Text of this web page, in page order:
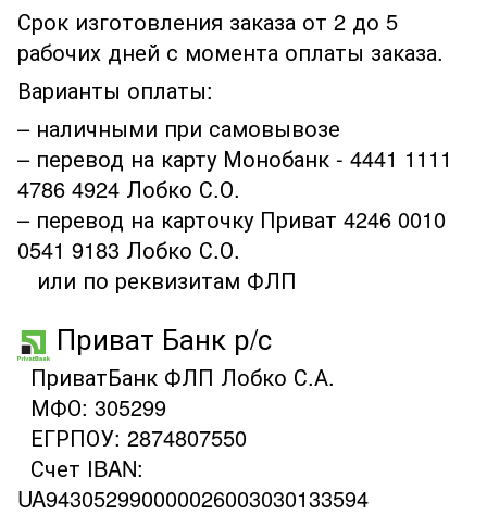
Срок изготовления заказа от 2 до 5
рабочих дней с момента оплаты заказа.
Варианты оплаты:
– наличными при самовывозе
– перевод на карту Монобанк - 4441 1111
4786 4924 Лобко С.О.
– перевод на карточку Приват 4246 0010
0541 9183 Лобко С.О.
или по реквизитам ФЛП
Приват Банк р/с
ПриватБанк ФЛП Лобко С.А.
МФО: 305299
ЕГРПОУ: 2874807550
Счет IBAN:
UA943052990000026003030133594